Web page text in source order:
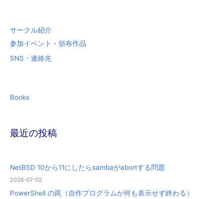
サークル紹介
参加イベント・頒布作品
SNS・連絡先
Books
最近の投稿
NetBSD 10から11にしたらsambaがabortする問題
2026-07-02
PowerShell の罠（自作プログラムが何も表示せず終わる）